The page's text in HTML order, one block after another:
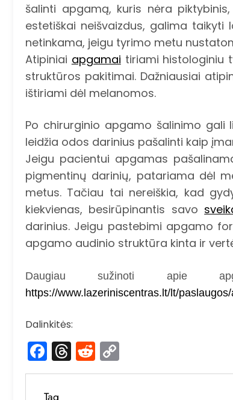
šalinti apgamą, kuris nėra
estetiškai neišvaizdus, galima
netinkama, jeigu tyrimo metu
Atipiniai apgamai tiriami histologiniu
struktūros pakitimai. Dažniausiai
ištiriami dėl melanomos.
Po chirurginio apgamo šalinimo gali
leidžia odos darinius pašalinti kaip
Jeigu pacientui apgamas
pigmentinų darinių, patariama dėl
metus. Tačiau tai nereiškia, kad
kiekvienas, besirūpinantis savo
darinius. Jeigu pastebimi apgamo
apgamo audinio struktūra kinta ir
Daugiau sužinoti apie
https://www.lazeriniscentras.lt/lt/
Dalinkitės:
Facebook
Threads
Reddit
Link
Tag